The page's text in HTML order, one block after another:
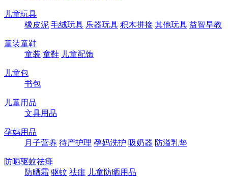
儿童玩具
橡皮泥 毛绒玩具 乐器玩具 积木拼接 其他玩具 益智早教
童装童鞋
童装 童鞋 儿童配饰
儿童包
书包
儿童用品
文具用品
孕妈用品
月子营养 待产护理 孕妈洗护 吸奶器 防溢乳垫
防晒驱蚊祛痱
防晒霜 驱蚊 祛痱 儿童防晒用品